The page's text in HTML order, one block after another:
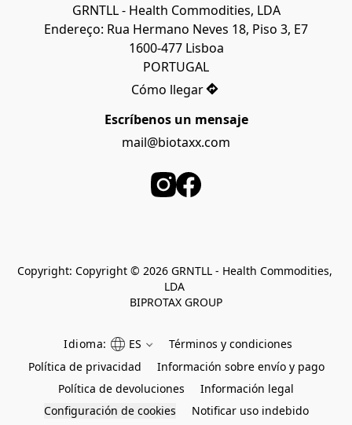
GRNTLL - Health Commodities, LDA
Endereço: Rua Hermano Neves 18, Piso 3, E7
1600-477 Lisboa
PORTUGAL
Cómo llegar
Escríbenos un mensaje
mail@biotaxx.com
Copyright: Copyright © 2026 GRNTLL - Health Commodities,
LDA
BIPROTAX GROUP
Idioma: ES
Términos y condiciones
Política de privacidad
Información sobre envío y pago
Política de devoluciones
Información legal
Configuración de cookies
Notificar uso indebido